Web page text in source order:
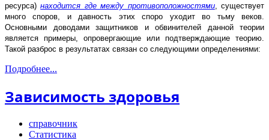
ресурса)находится где между противоположностями, существует
много споров, и давность этих споро уходит во тьму веков.
Основными доводами защитников и обвинителей данной теории
является примеры, опровергающие или подтверждающие теорию.
Такой разброс в результатах связан со следующими определениями:
Подробнее...
Зависимость здоровья
справочник
Статистика